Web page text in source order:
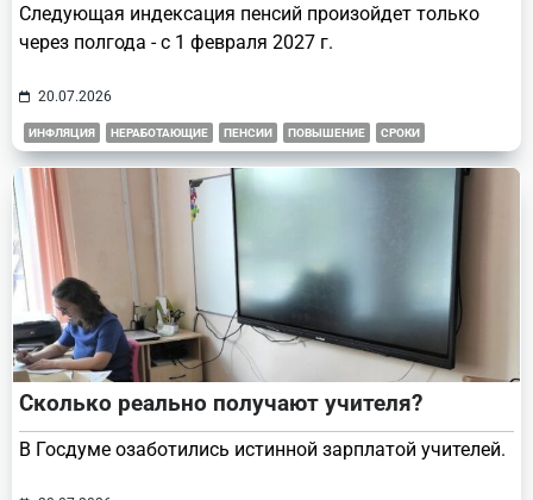
Следующая индексация пенсий произойдет только
через полгода - с 1 февраля 2027 г.
20.07.2026
ИНФЛЯЦИЯ НЕРАБОТАЮЩИЕ ПЕНСИИ ПОВЫШЕНИЕ СРОКИ
Сколько реально получают учителя?
В Госдуме озаботились истинной зарплатой учителей.